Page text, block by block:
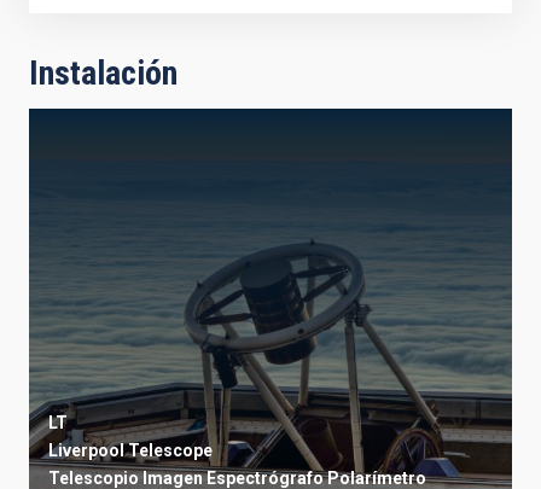
Instalación
LT
Liverpool Telescope
TelescopioImagenEspectrógrafoPolarímetro